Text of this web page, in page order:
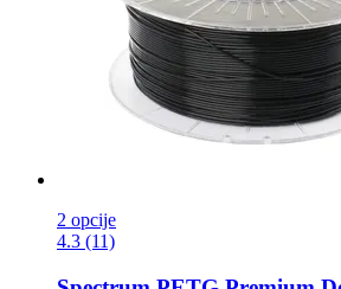
2 opcije
4.3 (11)